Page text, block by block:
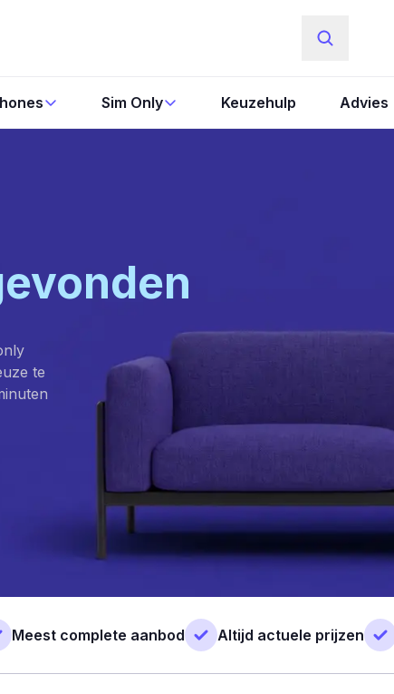
Sim Only Keuzehulp Advies
te
Meest complete aanbod Altijd actuele prijzen